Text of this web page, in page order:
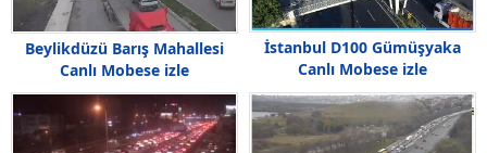
Beylikdüzü Barış Mahallesi
Canlı Mobese izle
İstanbul D100 Gümüşyaka
Canlı Mobese izle